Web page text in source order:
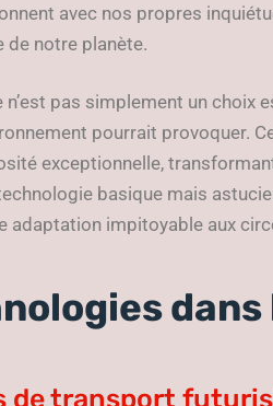
avec nos propres
de notre planète.
pas simplement un choix
pourrait provoquer.
exceptionnelle,
basique mais
adaptation impitoyable aux
de transport